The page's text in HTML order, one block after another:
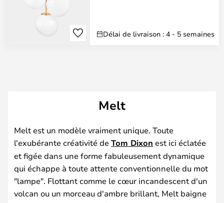
Délai de livraison : 4 - 5 semaines
Melt
Melt est un modèle vraiment unique. Toute
l'exubérante créativité deTom Dixon est ici éclatée
et figée dans une forme fabuleusement dynamique
qui échappe à toute attente conventionnelle du mot
"lampe". Flottant comme le cœur incandescent d'un
volcan ou un morceau d'ambre brillant, Melt baigne